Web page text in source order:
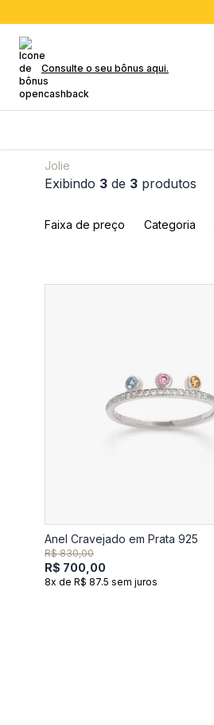
Consulte o seu bônus aqui.
Jolie
Exibindo 3 de 3 produtos
Faixa de preço Categoria
Anel Cravejado em Prata 925
R$ 830,00
R$ 700,00
8x de R$ 87.5 sem juros